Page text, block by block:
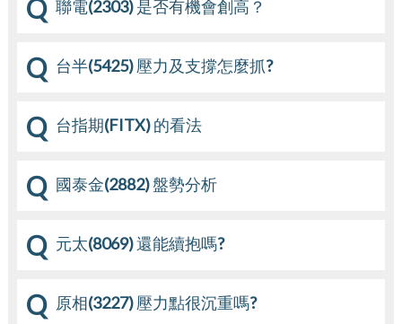
Q 聯電(2303) 是否有機會創高？
Q 台半(5425) 壓力及支撐怎麼抓?
Q 台指期(FITX) 的看法
Q 國泰金(2882) 盤勢分析
Q 元太(8069) 還能續抱嗎?
Q 原相(3227) 壓力點很沉重嗎?